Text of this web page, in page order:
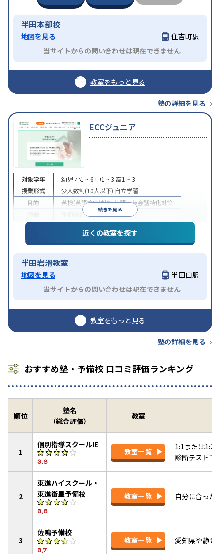
半田本部校
地図を見る
住吉町駅
当サイトからの問い合わせは現在できません
教室をもっと見る
塾の詳細を見る
ECCジュニア
続きを見る
対象学年 幼児 小1 ~ 6 中1 ~ 3 高1 ~ 3
授業形式
少人数制(10人以下) 自立学習
目的
英検(英語検定)対策英語・英会話特化対策
季節講習のみの受講可
近くの教室を探す
半田岩滑教室
地図を見る
半田口駅
当サイトからの問い合わせは現在できません
教室をもっと見る
塾の詳細を見る
おすすめ塾・予備校 口コミ評価ランキング
順位
塾名
（総合評価）
教室
1
個別指導スクールIE
3.8
教室一覧
1:1または1:2
診断テストで
2
東進ハイスクール・
東進衛星予備校
3.8
教室一覧 自分に合った
3
佐鳴予備校
3.7
教室一覧 愛知県や静岡